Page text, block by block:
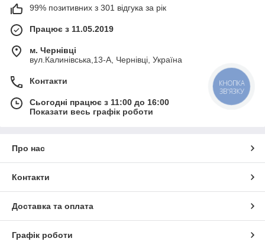
99% позитивних з 301 відгука за рік
Працює з 11.05.2019
м. Чернівці
вул.Калинівська,13-А, Чернівці, Україна
Контакти
Сьогодні працює з 11:00 до 16:00
Показати весь графік роботи
Про нас
Контакти
Доставка та оплата
Графік роботи
КНОПКА
ЗВ'ЯЗКУ